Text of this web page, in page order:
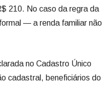
210. No caso da regra da
— a renda familiar não
no Cadastro Único
cadastral, beneficiários do